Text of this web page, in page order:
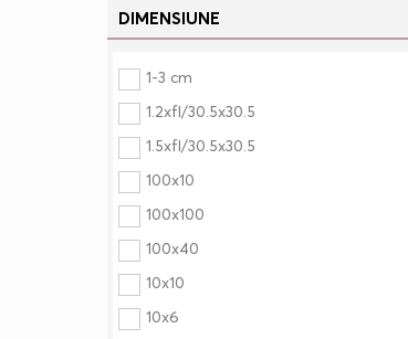
DIMENSIUNE
1-3 cm
1.2xfl/30.5x30.5
1.5xfl/30.5x30.5
100x10
100x100
100x40
10x10
10x6